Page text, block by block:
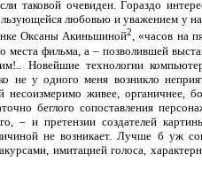
таковой очевиден. Гораздо
любовью и уважением у
Оксаны Акиньшиной2, «часов на
места фильма, а – позволившей
Новейшие технологии
не у одного меня возникло
живее, органичнее,
беглого сопоставления
– и претензии создателей
не возникает. Лучше б уж
имитацией голоса,